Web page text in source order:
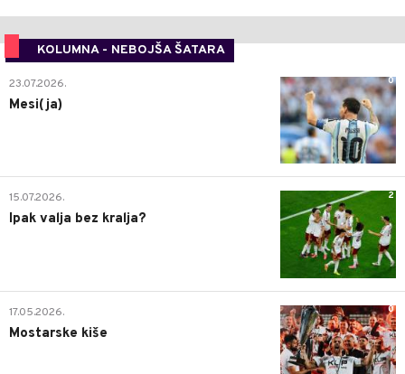
KOLUMNA - NEBOJŠA ŠATARA
0
23.07.2026.
Mesi(ja)
2
15.07.2026.
Ipak valja bez kralja?
0
17.05.2026.
Mostarske kiše